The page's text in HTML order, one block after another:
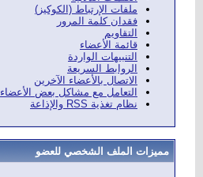
ملفات الإرتباط (الكوكيز)
فقدان كلمة المرور
التقاويم
قائمة الأعضاء
التنبيهات الواردة
الروابط السريعة
الاتصال بالأعضاء الآخرين
التعامل مع مشاكل بعض الأعضاء
نظام تغذية RSS والإذاعة
مميزات الملف الشخصي للعضو